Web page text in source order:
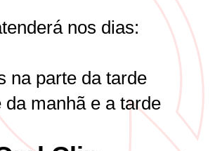
nos dias:
na parte da tarde
manhã e a tarde